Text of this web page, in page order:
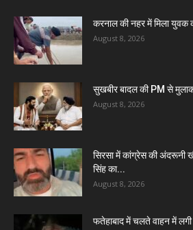
करनाल की नहर में मिला युवक
August 8, 2026
सुखबीर बादल की PM से
August 8, 2026
सिरसा में कांग्रेस की अंदरूनी
सिंह का...
August 8, 2026
फतेहाबाद में चलते वाहन में